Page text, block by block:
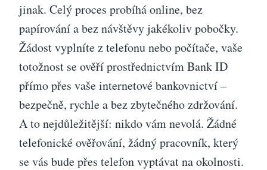
jinak. Celý proces probíhá online, bez
papírování a bez návštěvy jakékoliv pobočky.
Žádost vyplníte z telefonu nebo počítače, vaše
totožnost se ověří prostřednictvím Bank ID
přímo přes vaše internetové bankovnictví –
bezpečně, rychle a bez zbytečného zdržování.
A to nejdůležitější: nikdo vám nevolá. Žádné
telefonické ověřování, žádný pracovník, který
se vás bude přes telefon vyptávat na okolnosti.